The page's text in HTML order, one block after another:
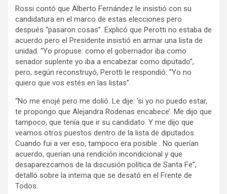
Rossi contó que Alberto Fernández le insistió con su
candidatura en el marco de estas elecciones pero
después “pasaron cosas”. Explicó que Perotti no estaba de
acuerdo pero el Presidente insistió en armar una lista de
unidad. “Yo propuse: como el gobernador iba como
senador suplente yo iba a encabezar como diputado”,
pero, según reconstruyó, Perotti le respondió: “Yo no
quiero que vos estés en las listas”.
“No me enojé pero me dolió. Le dije: ‘si yo no puedo estar,
te propongo que Alejandra Rodenas encabece’. Me dijo que
tampoco, que tenía que ir su candidato. Y me dijo que
veamos otros puestos dentro de la lista de diputados.
Cuando fui a ver eso, tampoco era posible . No querían
acuerdo, querían una rendición incondicional y que
desaparezcamos de la discusión política de Santa Fe”,
detalló sobre la interna que se desató en el Frente de
Todos.